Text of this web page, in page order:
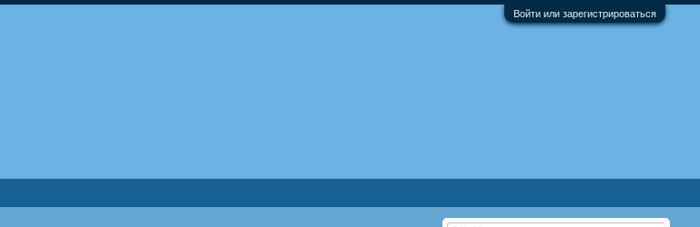
Войти или зарегистрироваться